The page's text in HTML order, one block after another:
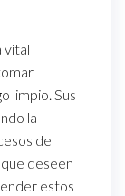
vital
limpio. Sus
la
de
deseen
estos